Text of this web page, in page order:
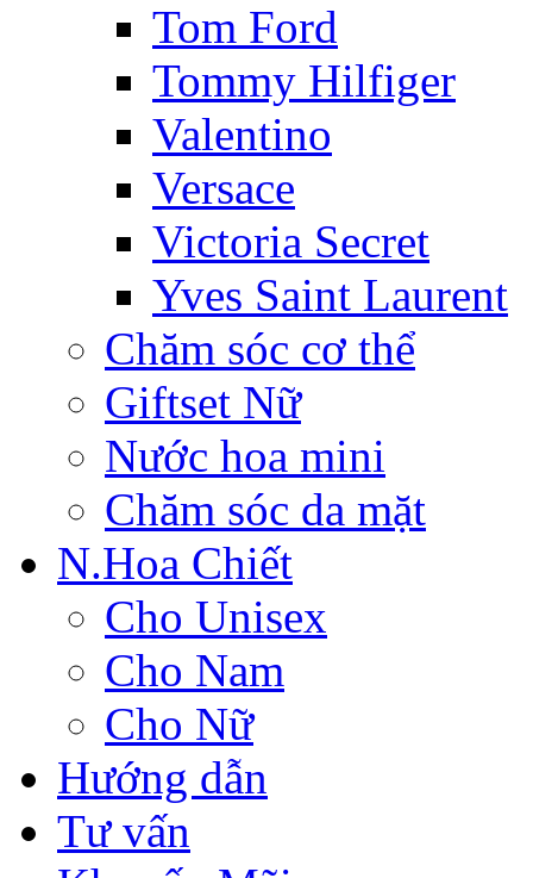
Tom Ford
Tommy Hilfiger
Valentino
Versace
Victoria Secret
Yves Saint Laurent
Chăm sóc cơ thể
Giftset Nữ
Nước hoa mini
Chăm sóc da mặt
N.Hoa Chiết
Cho Unisex
Cho Nam
Cho Nữ
Hướng dẫn
Tư vấn